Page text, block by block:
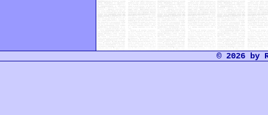
© 2026 by